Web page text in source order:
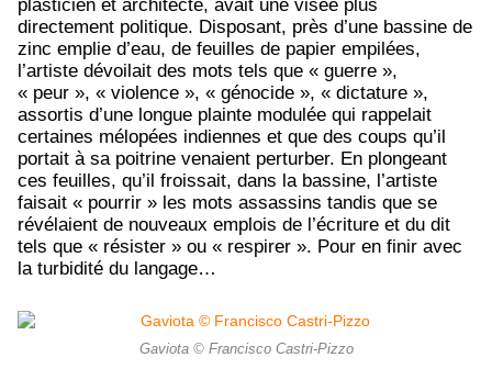
plasticien et architecte, avait une visée plus
directement politique. Disposant, près d’une bassine de
zinc emplie d’eau, de feuilles de papier empilées,
l’artiste dévoilait des mots tels que « guerre »,
« peur », « violence », « génocide », « dictature »,
assortis d’une longue plainte modulée qui rappelait
certaines mélopées indiennes et que des coups qu’il
portait à sa poitrine venaient perturber. En plongeant
ces feuilles, qu’il froissait, dans la bassine, l’artiste
faisait « pourrir » les mots assassins tandis que se
révélaient de nouveaux emplois de l’écriture et du dit
tels que « résister » ou « respirer ». Pour en finir avec
la turbidité du langage…
Gaviota © Francisco Castri-Pizzo